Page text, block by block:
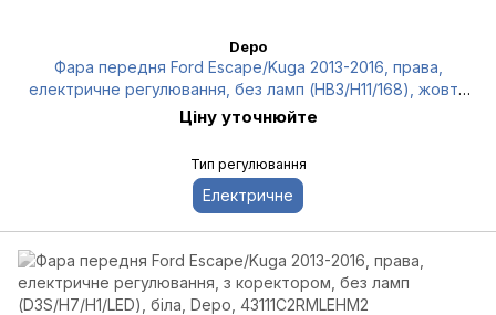
Depo
Фара передня Ford Escape/Kuga 2013-2016, права,
електричне регулювання, без ламп (HB3/H11/168), жовта
вставка, Depo, 3301155RUS
Ціну уточнюйте
Тип регулювання
Електричне